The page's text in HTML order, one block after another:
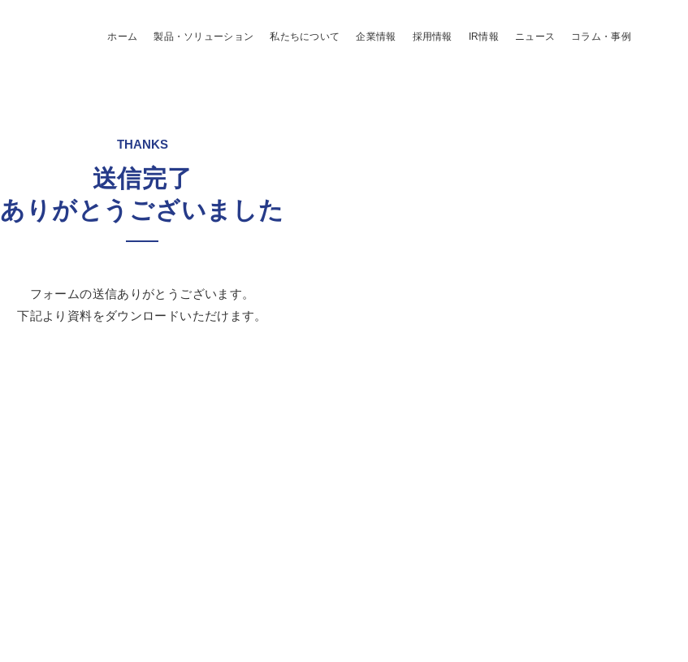
ホーム 製品・ソリューション 私たちについて 企業情報 採用情報 IR情報 ニュース コラム・事例
THANKS
送信完了
ありがとうございました
フォームの送信ありがとうございます。
下記より資料をダウンロードいただけます。